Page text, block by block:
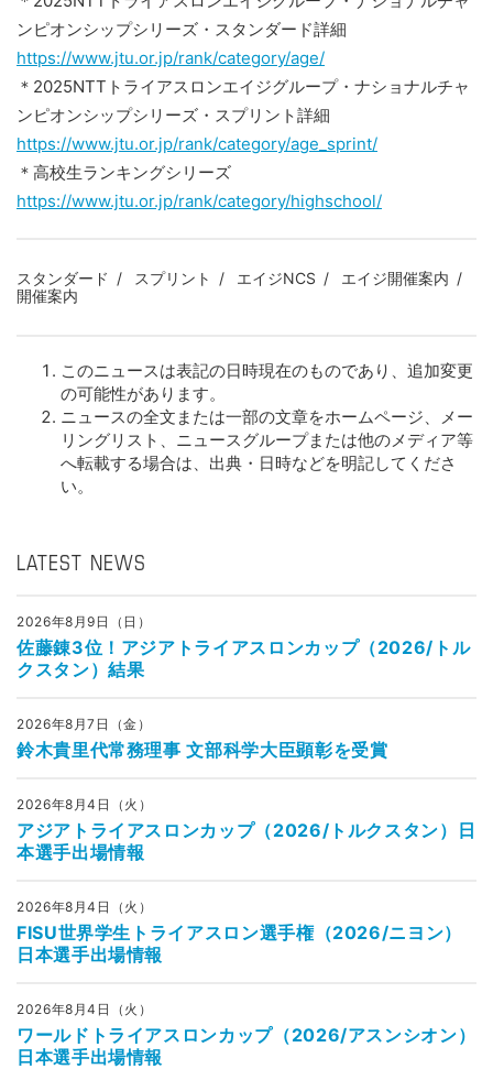
ンピオンシップシリーズ・スタンダード詳細
https://www.jtu.or.jp/rank/category/age/
＊2025NTTトライアスロンエイジグループ・ナショナルチャ
ンピオンシップシリーズ・スプリント詳細
https://www.jtu.or.jp/rank/category/age_sprint/
＊高校生ランキングシリーズ
https://www.jtu.or.jp/rank/category/highschool/
スタンダード スプリント エイジNCS
エイジ開催案内
開催案内
このニュースは表記の日時現在のものであり、追加変更
の可能性があります。
ニュースの全文または一部の文章をホームページ、メー
リングリスト、ニュースグループまたは他のメディア等
へ転載する場合は、出典・日時などを明記してくださ
い。
LATEST NEWS
2026年8月9日（日）
佐藤錬3位！アジアトライアスロンカップ（2026/トル
クスタン）結果
2026年8月7日（金）
鈴木貴里代常務理事 文部科学大臣顕彰を受賞
2026年8月4日（火）
アジアトライアスロンカップ（2026/トルクスタン）日
本選手出場情報
2026年8月4日（火）
FISU世界学生トライアスロン選手権（2026/ニヨン）
日本選手出場情報
2026年8月4日（火）
ワールドトライアスロンカップ（2026/アスンシオン）
日本選手出場情報